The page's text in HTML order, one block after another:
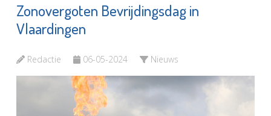
Zonovergoten Bevrijdingsdag in
Vlaardingen
Redactie 06-05-2024 Nieuws